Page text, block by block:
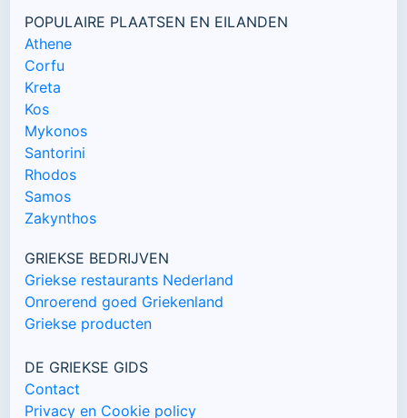
POPULAIRE PLAATSEN EN EILANDEN
Athene
Corfu
Kreta
Kos
Mykonos
Santorini
Rhodos
Samos
Zakynthos
GRIEKSE BEDRIJVEN
Griekse restaurants Nederland
Onroerend goed Griekenland
Griekse producten
DE GRIEKSE GIDS
Contact
Privacy en Cookie policy